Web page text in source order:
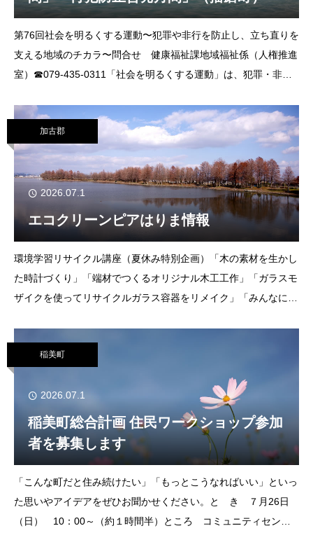
第76回社会を明るくする運動〜犯罪や非行を防止し、立ち直りを
支える地域のチカラ〜問合せ 健康福祉課地域福祉係（人権推進
室）☎079‐435‐0311「社会を明るくする運動」は、犯罪・非行
新たな被害者も加害者
加古郡
2026.07.1
エコクリーンピアはりま情報
環境学習リサイクル講座（夏休み特別企画）「木の素材を生かし
た時計づくり」「端材でつくるオリジナル木工工作」「ガラスモ
ザイクを使ってリサイクルガラス容器をリメイク」「みんなに見
稲美町
2026.07.1
稲美町総合計画 住民ワークショップ参加
者を募集します
「こんな町だと住み続けたい」「もっとこうなればいい」といっ
た思いやアイデアをぜひお聞かせください。と き ７月26日
（日） 10：00～（約１時間半）ところ コミュニティセンタ